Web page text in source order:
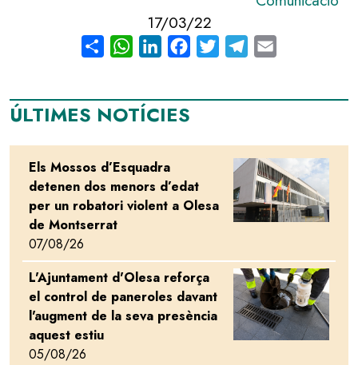
17/03/22
Share WhatsAppLinkedInFacebook
Twitter Telegram
ÚLTIMES NOTÍCIES
Els Mossos d’Esquadra
detenen dos menors d’edat
per un robatori violent a Olesa
de Montserrat
07/08/26
Image
L'Ajuntament d'Olesa reforça
el control de paneroles davant
l'augment de la seva presència
aquest estiu
05/08/26
Image